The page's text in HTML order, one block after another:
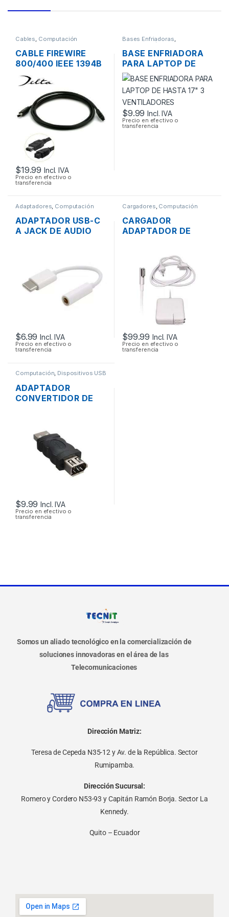
Cables, Computación
CABLE FIREWIRE
800/400 IEEE 1394B
9/6 PINES MACHO
DE 2 PIES 60CM
$19.99 Incl. IVA
Precio en efectivo o
transferencia
Bases Enfriadoras,
Computación
BASE ENFRIADORA
PARA LAPTOP DE
HASTA 17″ 3
VENTILADORES
$9.99 Incl. IVA
Precio en efectivo o
transferencia
Adaptadores Computación
ADAPTADOR USB-C
A JACK DE AUDIO
GALAXY S9 / S8
$6.99 Incl. IVA
Precio en efectivo o
transferencia
Cargadores Computación
CARGADOR
ADAPTADOR DE
MAGSAFE 16.5V
3.65A 60W
ORIGINAL + CABLE
DE PODER
$99.99 Incl. IVA
Precio en efectivo o
transferencia
Computación, Dispositivos USB
ADAPTADOR
CONVERTIDOR DE
$9.99 Incl. IVA
Precio en efectivo o
transferencia
Somos un aliado tecnológico en la comercialización de
soluciones innovadoras en el área de las
Telecomunicaciones
Dirección Matriz:
Teresa de Cepeda N35-12 y Av. de la República. Sector
Rumipamba.
Dirección Sucursal:
Romero y Cordero N53-93 y Capitán Ramón Borja. Sector La
Kennedy.
Quito – Ecuador